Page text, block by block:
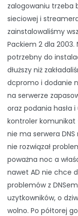
zalogowaniu trzeba
sieciowej i
zainstalowaliśmy
Packiem 2 dla 2003.
potrzebny do
dłuższy niż
dcpromo i dodanie
na serwerze
oraz podania hasła
kontroler komunikat
nie ma serwera
nie rozwiązał
poważna noc a
nawet AD nie chce
problemów z
uzytkowników, o
wolno. Po półtorej